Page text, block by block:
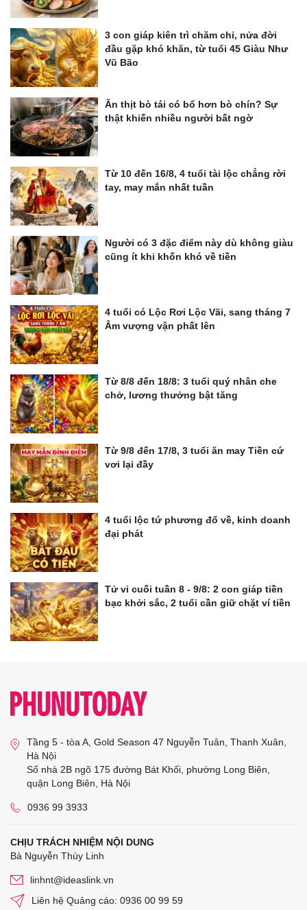
3 con giáp kiên trì chăm chỉ, nửa đời
đầu gặp khó khăn, từ tuổi 45 Giàu Như
Vũ Bão
Ăn thịt bò tái có bổ hơn bò chín? Sự
thật khiến nhiều người bất ngờ
Từ 10 đến 16/8, 4 tuổi tài lộc chẳng rời
tay, may mắn nhất tuần
Người có 3 đặc điểm này dù không giàu
cũng ít khi khốn khó về tiền
4 tuổi có Lộc Rơi Lộc Vãi, sang tháng 7
Âm vượng vận phất lên
Từ 8/8 đến 18/8: 3 tuổi quý nhân che
chở, lương thưởng bật tăng
Từ 9/8 đến 17/8, 3 tuổi ăn may Tiền cứ
vơi lại đầy
4 tuổi lộc tứ phương đổ về, kinh doanh
đại phát
Tử vi cuối tuần 8 - 9/8: 2 con giáp tiền
bạc khởi sắc, 2 tuổi cần giữ chặt ví tiền
Tầng 5 - tòa A, Gold Season 47 Nguyễn Tuân, Thanh Xuân,
Hà Nội
Số nhà 2B ngõ 175 đường Bát Khối, phường Long Biên,
quận Long Biên, Hà Nội
0936 99 3933
CHỊU TRÁCH NHIỆM NỘI DUNG
Bà Nguyễn Thùy Linh
linhnt@ideaslink.vn
Liên hệ Quảng cáo: 0936 00 99 59